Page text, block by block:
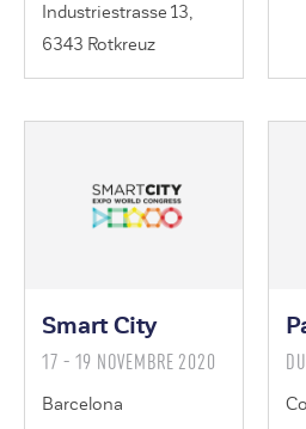
Industriestrasse 13,
6343 Rotkreuz
Smart City
17 - 19 NOVEMBRE 2020
Barcelona